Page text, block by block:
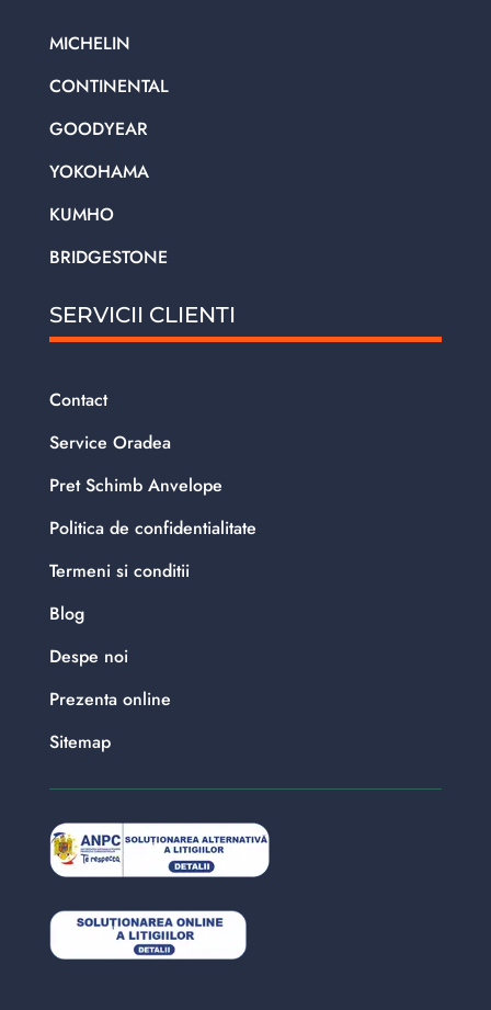
MICHELIN
CONTINENTAL
GOODYEAR
YOKOHAMA
KUMHO
BRIDGESTONE
SERVICII CLIENTI
Contact
Service Oradea
Pret Schimb Anvelope
Politica de confidentialitate
Termeni si conditii
Blog
Despe noi
Prezenta online
Sitemap